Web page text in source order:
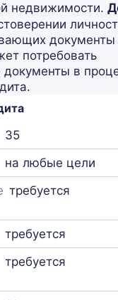
недвижимости.
потребовать
в
35
на любые цели
требуется
требуется
требуется